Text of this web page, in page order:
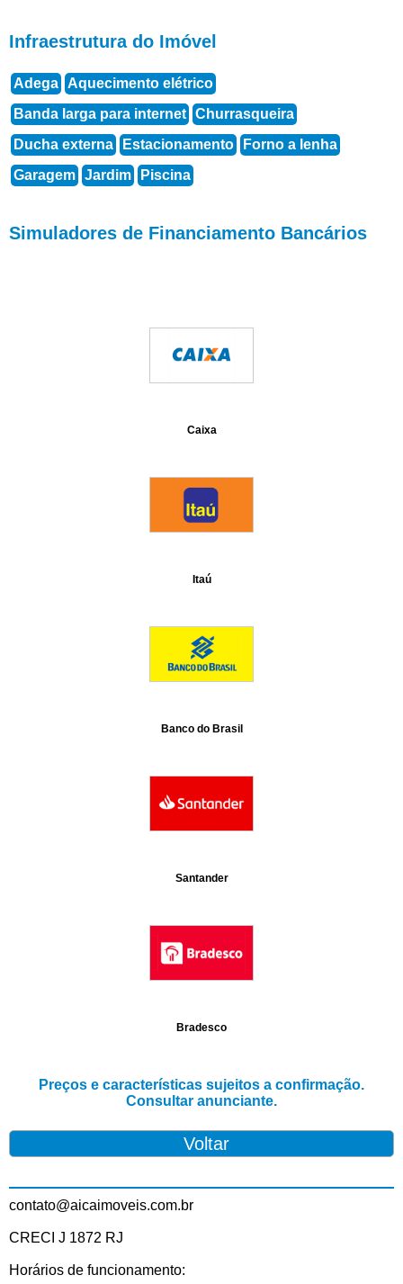
Infraestrutura do Imóvel
Adega Aquecimento elétrico
Banda larga para internet Churrasqueira
Ducha externa
Estacionamento
Forno a lenha
Garagem Jardim Piscina
Simuladores de Financiamento Bancários
Caixa
Itaú
Banco do Brasil
Santander
Bradesco
Preços e características sujeitos a confirmação.
Consultar anunciante.
contato@aicaimoveis.com.br
CRECI J 1872 RJ
Horários de funcionamento: